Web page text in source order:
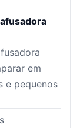
em
e pequenos